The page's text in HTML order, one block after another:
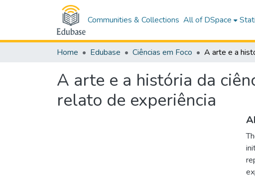
Communities & Collections All of DSpace
Home Edubase Ciências em Foco
A arte e a história da
relato de experiência